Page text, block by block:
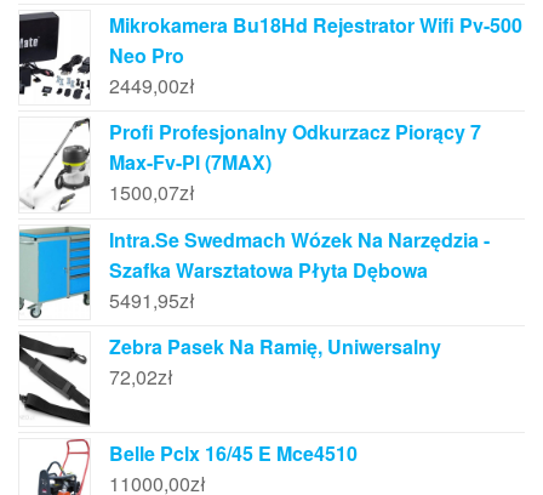
Mikrokamera Bu18Hd Rejestrator Wifi Pv-500
Neo Pro
2449,00zł
Profi Profesjonalny Odkurzacz Piorący 7
Max-Fv-Pl (7MAX)
1500,07zł
Intra.Se Swedmach Wózek Na Narzędzia -
Szafka Warsztatowa Płyta Dębowa
5491,95zł
Zebra Pasek Na Ramię, Uniwersalny
72,02zł
Belle Pclx 16/45 E Mce4510
11000,00zł